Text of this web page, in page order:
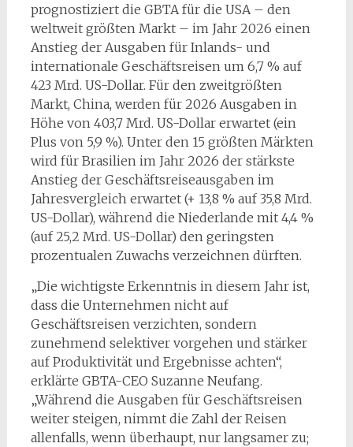
prognostiziert die GBTA für die USA – den
weltweit größten Markt – im Jahr 2026 einen
Anstieg der Ausgaben für Inlands- und
internationale Geschäftsreisen um 6,7 % auf
423 Mrd. US-Dollar. Für den zweitgrößten
Markt, China, werden für 2026 Ausgaben in
Höhe von 403,7 Mrd. US-Dollar erwartet (ein
Plus von 5,9 %). Unter den 15 größten Märkten
wird für Brasilien im Jahr 2026 der stärkste
Anstieg der Geschäftsreiseausgaben im
Jahresvergleich erwartet (+ 13,8 % auf 35,8 Mrd.
US-Dollar), während die Niederlande mit 4,4 %
(auf 25,2 Mrd. US-Dollar) den geringsten
prozentualen Zuwachs verzeichnen dürften.
„Die wichtigste Erkenntnis in diesem Jahr ist,
dass die Unternehmen nicht auf
Geschäftsreisen verzichten, sondern
zunehmend selektiver vorgehen und stärker
auf Produktivität und Ergebnisse achten“,
erklärte GBTA-CEO Suzanne Neufang.
„Während die Ausgaben für Geschäftsreisen
weiter steigen, nimmt die Zahl der Reisen
allenfalls, wenn überhaupt, nur langsamer zu;